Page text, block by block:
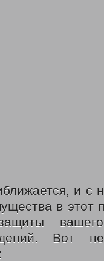
учреждений
и с
в этот
Вот